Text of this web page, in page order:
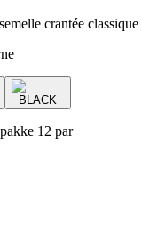
crantée classique
BLACK
12 par